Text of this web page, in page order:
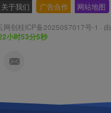
关于我们 广告合作 网站地图
网创桂ICP备2025057017号-1 · 由
小时53分6秒